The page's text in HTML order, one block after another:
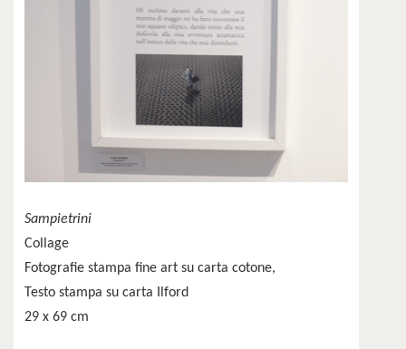
Sampietrini
Collage
Fotografie stampa fine art su carta cotone,
Testo stampa su carta Ilford
29 x 69 cm